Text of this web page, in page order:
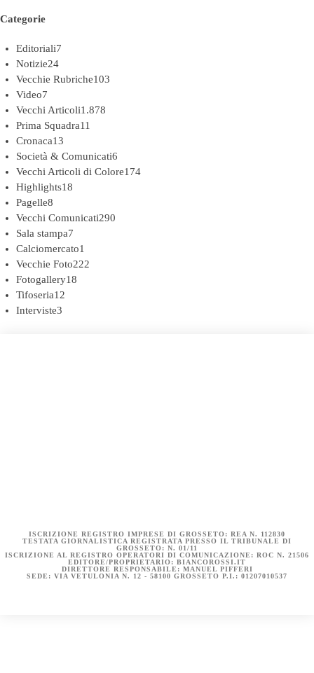
Categorie
Editoriali7
Notizie24
Vecchie Rubriche103
Video7
Vecchi Articoli1.878
Prima Squadra11
Cronaca13
Società & Comunicati6
Vecchi Articoli di Colore174
Highlights18
Pagelle8
Vecchi Comunicati290
Sala stampa7
Calciomercato1
Vecchie Foto222
Fotogallery18
Tifoseria12
Interviste3
ISCRIZIONE REGISTRO IMPRESE DI GROSSETO: REA N. 112830
TESTATA GIORNALISTICA REGISTRATA PRESSO IL TRIBUNALE DI
GROSSETO: N. 01/11
ISCRIZIONE AL REGISTRO OPERATORI DI COMUNICAZIONE: ROC N. 21506
EDITORE/PROPRIETARIO: BIANCOROSSI.IT
DIRETTORE RESPONSABILE: MANUEL PIFFERI
SEDE: VIA VETULONIA N. 12 - 58100 GROSSETO P.I.: 01207010537